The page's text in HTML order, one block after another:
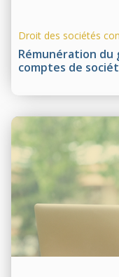
Rémunération
comptes de
Droit des sociétés